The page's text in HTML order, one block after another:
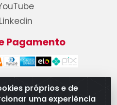
próprios e de
uma experiência
Linkedin
Pagamento
LTDA - CNPJ